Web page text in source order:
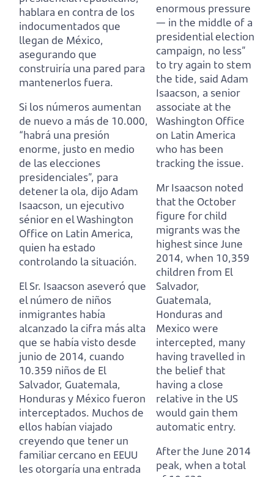
hablara en contra de los
indocumentados que
llegan de México,
asegurando que
construiría una pared para
mantenerlos fuera.
Si los números aumentan
de nuevo a más de 10.000,
“habrá una presión
enorme, justo en medio
de las elecciones
presidenciales”, para
detener la ola, dijo Adam
Isaacson, un ejecutivo
sénior en el Washington
Office on Latin America,
quien ha estado
controlando la situación.
El Sr. Isaacson aseveró que
el número de niños
inmigrantes había
alcanzado la cifra más alta
que se había visto desde
junio de 2014, cuando
10.359 niños de El
Salvador, Guatemala,
Honduras y México fueron
interceptados. Muchos de
ellos habían viajado
creyendo que tener un
familiar cercano en EEUU
les otorgaría una entrada
enormous pressure
— in the middle of a
presidential election
campaign, no less”
to try again to stem
the tide, said Adam
Isaacson, a senior
associate at the
Washington Office
on Latin America
who has been
tracking the issue.
Mr Isaacson noted
that the October
figure for child
migrants was the
highest since June
2014, when 10,359
children from El
Salvador,
Guatemala,
Honduras and
Mexico were
intercepted, many
having travelled in
the belief that
having a close
relative in the US
would gain them
automatic entry.
After the June 2014
peak, when a total